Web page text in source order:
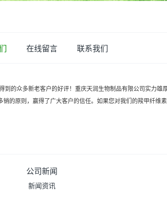
在线留言 联系我们
的众多新老客户的好评！重庆天润生物制品有限公司实力
的原则，赢得了广大客户的信任。如果您对我们的羧甲纤维
公司新闻
新闻资讯